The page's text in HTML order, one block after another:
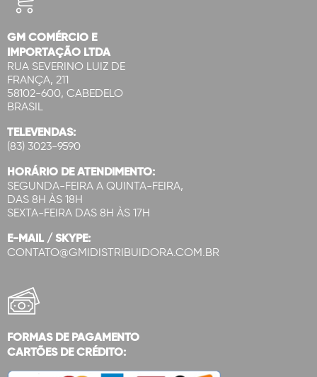
GM COMÉRCIO E
IMPORTAÇÃO LTDA
RUA SEVERINO LUIZ DE
FRANÇA, 211
58102-600, CABEDELO
BRASIL
TELEVENDAS:
(83) 3023-9590
HORÁRIO DE ATENDIMENTO:
SEGUNDA-FEIRA A QUINTA-FEIRA,
DAS 8H ÀS 18H
SEXTA-FEIRA DAS 8H ÀS 17H
E-MAIL / SKYPE:
CONTATO@GMIDISTRIBUIDORA.COM.BR
FORMAS DE PAGAMENTO
CARTÕES DE CRÉDITO: